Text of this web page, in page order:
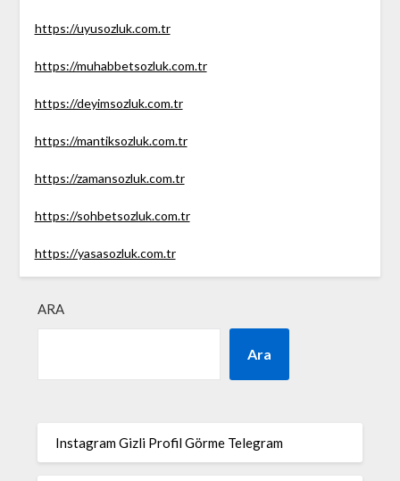
https://uyusozluk.com.tr
https://muhabbetsozluk.com.tr
https://deyimsozluk.com.tr
https://mantiksozluk.com.tr
https://zamansozluk.com.tr
https://sohbetsozluk.com.tr
https://yasasozluk.com.tr
ARA
Ara
Instagram Gizli Profil Görme Telegram